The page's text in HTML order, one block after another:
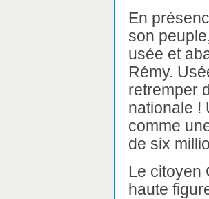
En
son
usée et
Rémy.
retremper
nationale !
comme
de six
Le citoyen
haute